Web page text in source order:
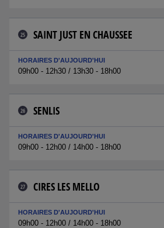
25 SAINT JUST EN CHAUSSEE
HORAIRES D'AUJOURD'HUI
09h00 - 12h30 / 13h30 - 18h00
26 SENLIS
HORAIRES D'AUJOURD'HUI
09h00 - 12h00 / 14h00 - 18h00
27 CIRES LES MELLO
HORAIRES D'AUJOURD'HUI
09h00 - 12h00 / 14h00 - 18h00